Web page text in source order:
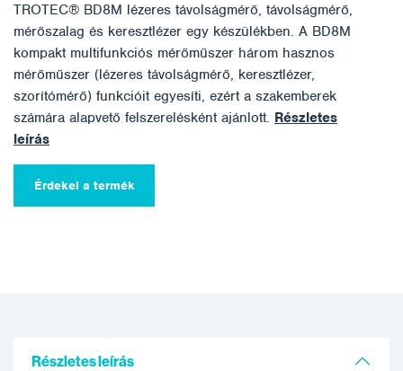
TROTEC® BD8M lézeres távolságmérő, távolságmérő,
mérőszalag és keresztlézer egy készülékben. A BD8M
kompakt multifunkciós mérőműszer három hasznos
mérőműszer (lézeres távolságmérő, keresztlézer,
szorítómérő) funkcióit egyesíti, ezért a szakemberek
számára alapvető felszerelésként ajánlott. Részletes
leírás
Érdekel a termék
Részletes leírás